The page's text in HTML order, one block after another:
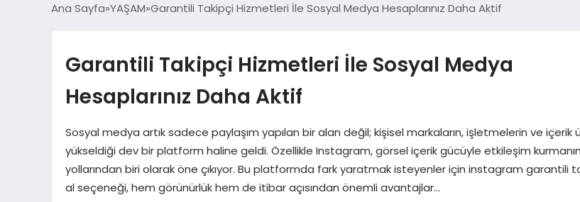
Ana Sayfa YAŞAM Garantili Takipçi Hizmetleri İle Sosyal Medya Hesaplarınız Daha Aktif
Garantili Takipçi Hizmetleri İle Sosyal Medya
Hesaplarınız Daha Aktif
Sosyal medya artık sadece paylaşım yapılan bir alan değil; kişisel markaların, işletmelerin ve içerik
yükseldiği dev bir platform haline geldi. Özellikle Instagram, görsel içerik gücüyle etkileşim
yollarından biri olarak öne çıkıyor. Bu platformda fark yaratmak isteyenler için instagram garantili
al seçeneği, hem görünürlük hem de itibar açısından önemli avantajlar…